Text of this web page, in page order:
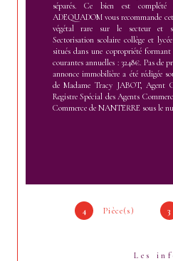
4 Pièce(s) 3
Les
séparés. Ce bien est complété
ADEQUADOM vous recommande
végétal rare sur le secteur et
Sectorisation scolaire collège et
situés dans une copropriété
courantes annuelles : 3248€. Pas de
annonce immobilière a été rédigée
de Madame Tracy JABOT, Agent
Registre Spécial des Agents
Commerce de NANTERRE sous le